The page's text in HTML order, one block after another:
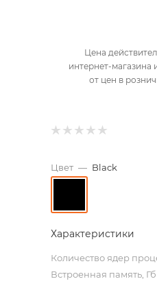
Цена
интернет-магазина
от цен в
Цвет — Black
Характеристики
Количество ядер
Встроенная память, Гб